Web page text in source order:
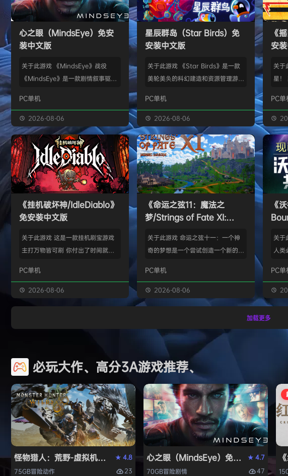
戏，包括昂贵的3A大作。 极大地降
低了玩游戏的经济门槛，让玩家可以
无压力地尝试各种类型的游戏。操
作…
盖了主流热门游戏【资源名称】：w
emod pro【资源版本】：【资源
大…
你的
没有
的边
公
心之眼（MindsEye）免安
装中文版
关于此游戏 《MindsEye》战役
《MindsEye》是一款剧情叙事驱动
背景设定在近未来沙漠城市红石城。
你将扮演雅各布·迪亚兹——一名退
役士兵，因被植入了神秘的神经植入
体而饱受支离破碎的记忆困扰。在电
影化叙事的战役中，你将执行任务、
揭开过往谜团，并直面一场涉及失控
人工智能、腐败企业与无序军事力量
的惊天阴谋——这场危机的波及范围
远不止红石城本身。 红石城 红石城
是…
PC单机
2026-08-06
星辰群岛（Star Birds）免
安装中文版
关于此游戏 《Star Birds》是一款
美轮美奂的科幻建造和资源管理游
群繁盛起来。不论是熟知此类题材的
老手玩家，还是只想浅尝神游太空滋
味的路人过客，星辰群鸟都会感激你
的陪伴。什么，你说是因为鸟群没了
你，就立马出乱子？哎呀呀，这也只
是其中一个原因而已啦。 扫描附近
的小行星，操纵漫游车揭露各种隐藏
的资源，可能是冰块和金属，也可能
是某些未知之物。建造生产设施，以
便开采资…
PC单机
2026-08-06
《
安
关于
星！
灭
剩下
子，
摸
在掌
“鼠
底
快，
恼瞬
灵™
PC单
《挂机破坏神/IdleDiablo》
免安装中文版
关于此游戏 这是一款挂机刷宝游戏
主打万物皆可刷 你付出了时间就必
独属于你的强大构筑 装备获取 游戏
中的[装备][技能][护身符]主要通过
与怪物战斗胜利后随机获得 并可通
每个大型章节有若干小关卡。 难度
可分为：…
PC单机
2026-08-06
《命运之弦11：魔法之
梦/Strings of Fate XI:
版
关于此游戏 命运之弦十一：一个神
奇的梦想是一个尝试创造一个新的幻
虚幻引擎的帮助下，使用已经熟悉的
图形技术和机制以丰富多彩的方式呈
现游戏世界。 玩家将看到一个开放
的战斗和与老板的战斗，无论是在表
面上还是在地牢里。 你必须扮演一
组由命运聚集的五个角色来完成一项
伟大的使命-从古老的邪恶中拯救地
球！ 一个古老…
PC单机
2026-08-06
《
关于
人类
生
神经
进化
觉
经
充
多
挡
PC单
加载更多
必玩大作、高分3A游戏推荐、
怪物猎人：荒野-虚拟机版（Monster Hunter Wilds HYPERVISOR）免安
★ 4.8
75GB冒险动作
23
心之眼（MindsEye）免安装中文版
★ 4.7
70GB冒险剧情
47